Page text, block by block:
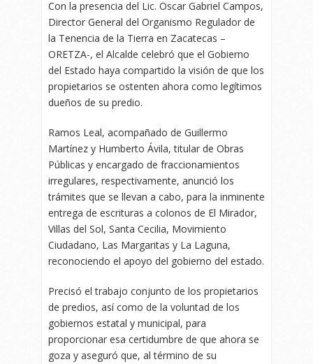
Con la presencia del Lic. Oscar Gabriel Campos,
Director General del Organismo Regulador de
la Tenencia de la Tierra en Zacatecas –
ORETZA-, el Alcalde celebró que el Gobierno
del Estado haya compartido la visión de que los
propietarios se ostenten ahora como legítimos
dueños de su predio.
Ramos Leal, acompañado de Guillermo
Martínez y Humberto Ávila, titular de Obras
Públicas y encargado de fraccionamientos
irregulares, respectivamente, anunció los
trámites que se llevan a cabo, para la inminente
entrega de escrituras a colonos de El Mirador,
Villas del Sol, Santa Cecilia, Movimiento
Ciudadano, Las Margaritas y La Laguna,
reconociendo el apoyo del gobierno del estado.
Precisó el trabajo conjunto de los propietarios
de predios, así como de la voluntad de los
gobiernos estatal y municipal, para
proporcionar esa certidumbre de que ahora se
goza y aseguró que, al término de su